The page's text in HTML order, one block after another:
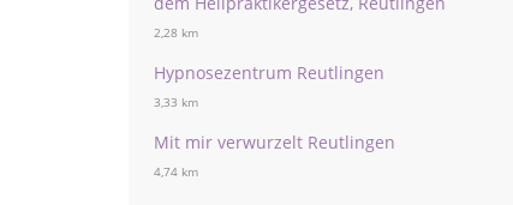
2,28 km
Hypnosezentrum Reutlingen
3,33 km
Mit mir verwurzelt Reutlingen
4,74 km